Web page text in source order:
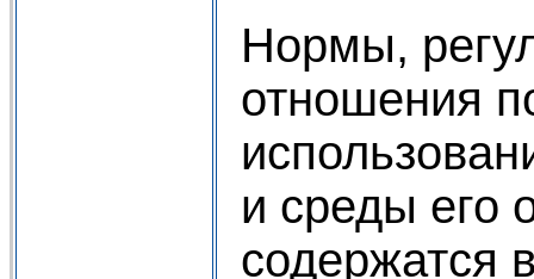
Нормы,
отношения
и среды его
содержатся